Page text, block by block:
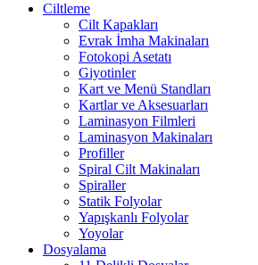
Ciltleme
Cilt Kapakları
Evrak İmha Makinaları
Fotokopi Asetatı
Giyotinler
Kart ve Menü Standları
Kartlar ve Aksesuarları
Laminasyon Filmleri
Laminasyon Makinaları
Profiller
Spiral Cilt Makinaları
Spiraller
Statik Folyolar
Yapışkanlı Folyolar
Yoyolar
Dosyalama